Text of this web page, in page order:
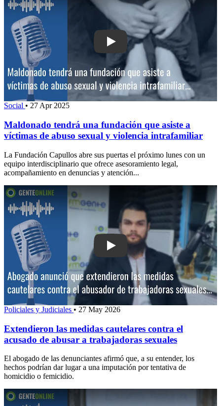
Play: Maldonado tendrá una
Social • 27 Apr 2025
Maldonado tendrá una fundación que asiste a
víctimas de abuso sexual y violencia intrafamiliar
La Fundación Capullos abre sus puertas el próximo lunes con un
equipo interdisciplinario que ofrece asesoramiento legal,
acompañamiento en denuncias y atención...
Play: Extendieron las medidas
Policiales y Judiciales • 27 May 2026
Extendieron las medidas cautelares contra el
acusado de abusar a trabajadoras sexuales
El abogado de las denunciantes afirmó que, a su entender, los
hechos podrían dar lugar a una imputación por tentativa de
homicidio o femicidio.